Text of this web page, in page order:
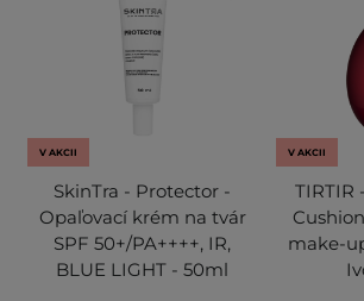
V AKCII
SkinTra - Protector -
Opaľovací krém na tvár
SPF 50+/PA++++, IR,
BLUE LIGHT - 50ml
V AKCII
TIRTIR
make-